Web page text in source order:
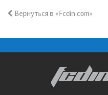
Вернуться в «Fcdin.com»